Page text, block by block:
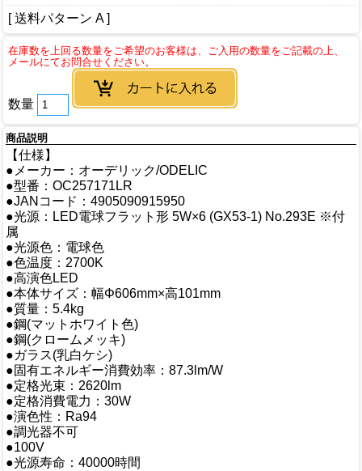
[ 送料パターン A ]
数量
商品説明
【仕様】
●メーカー：オーデリック/ODELIC
●型番：OC257171LR
●JANコード：4905090915950
●光源：LED電球フラット形 5W×6 (GX53-1) No.293E ※付
属
●光源色：電球色
●色温度：2700K
●高演色LED
●本体サイズ：幅Φ606mm×高101mm
●質量：5.4kg
●鋼(マットホワイト色)
●鋼(クロームメッキ)
●ガラス(乳白ケシ)
●固有エネルギー消費効率：87.3lm/W
●定格光束：2620lm
●定格消費電力：30W
●演色性：Ra94
●調光器不可
●100V
●光源寿命：40000時間